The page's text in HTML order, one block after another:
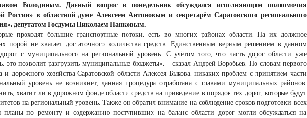
Володиным. Данный вопрос в понедельник обсуждался исполняющим полномочия
России» в областной думе Алексеем Антоновым и секретарём Саратовского регионального
депутатом Госдумы Николаем Панковым.
проходят большие транспортные потоки, есть во многих районах области. На их должное
порой не хватает достаточного количества средств. Единственным верным решением в данном
дорог с муниципального на региональный уровень. С учётом того, что часть дорог области уже
это позволит разгрузить муниципальные бюджеты», – сказал Андрей Воробьев. По словам первого
и дорожного хозяйства Саратовской области Алексея Быкова, никаких проблем с принятием части
уровень не возникнет, данная процедура отработана с главами муниципальных районов.
хватит ли в дорожном фонде области средств на приведение в порядок тех дорог, которые будут
на региональный уровень. Также он обратил внимание на соблюдение сроков подготовки всех
планы по ремонту и содержанию поступивших на баланс области дорог могли обсуждаться на